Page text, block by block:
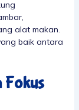
alat makan.
baik antara
Fokus